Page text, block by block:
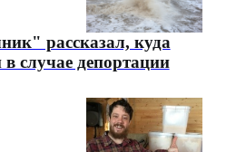
рассказал, куда
в случае депортации